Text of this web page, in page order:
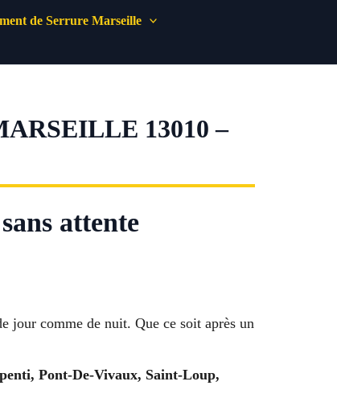
de Serrure Marseille
13010 –
attente
jour comme de nuit. Que ce soit après un
Pont-De-Vivaux, Saint-Loup,